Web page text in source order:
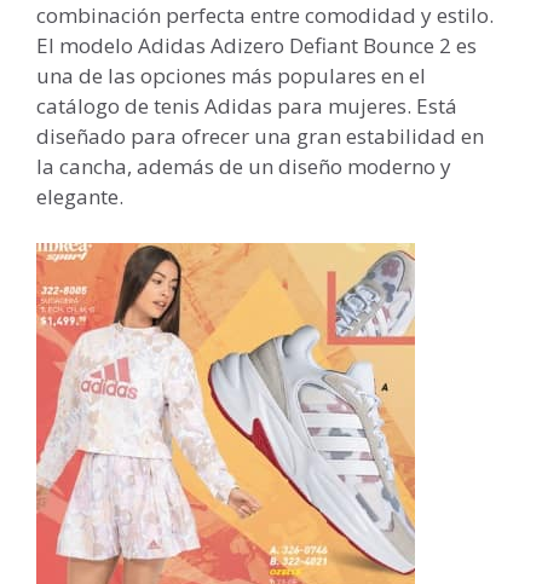
combinación perfecta entre comodidad y estilo.
El modelo Adidas Adizero Defiant Bounce 2 es
una de las opciones más populares en el
catálogo de tenis Adidas para mujeres. Está
diseñado para ofrecer una gran estabilidad en
la cancha, además de un diseño moderno y
elegante.